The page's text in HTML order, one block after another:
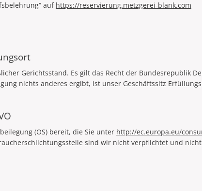
auf https://reservierung.metzgerei-blank.com
Gerichtsstand. Es gilt das Recht der Bundesrepublik
nichts anderes ergibt, ist unser Geschäftssitz
(OS) bereit, die Sie unter http://ec.europa.eu/
sind wir nicht verpflichtet und